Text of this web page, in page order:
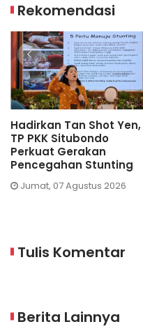
Rekomendasi
Shot Yen,
Stunting
2026
TP PKK
Undang
Mbak
Tua
Bebas
Jumat,
Tulis Komentar
Berita Lainnya